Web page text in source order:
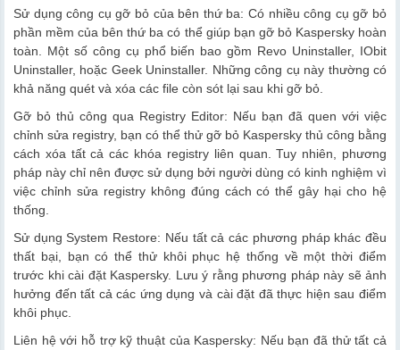
Sử dụng công cụ gỡ bỏ của bên thứ ba: Có nhiều công cụ gỡ bỏ
phần mềm của bên thứ ba có thể giúp bạn gỡ bỏ Kaspersky hoàn
toàn. Một số công cụ phổ biến bao gồm Revo Uninstaller, IObit
Uninstaller, hoặc Geek Uninstaller. Những công cụ này thường có
khả năng quét và xóa các file còn sót lại sau khi gỡ bỏ.
Gỡ bỏ thủ công qua Registry Editor: Nếu bạn đã quen với việc
chỉnh sửa registry, bạn có thể thử gỡ bỏ Kaspersky thủ công bằng
cách xóa tất cả các khóa registry liên quan. Tuy nhiên, phương
pháp này chỉ nên được sử dụng bởi người dùng có kinh nghiệm vì
việc chỉnh sửa registry không đúng cách có thể gây hại cho hệ
thống.
Sử dụng System Restore: Nếu tất cả các phương pháp khác đều
thất bại, bạn có thể thử khôi phục hệ thống về một thời điểm
trước khi cài đặt Kaspersky. Lưu ý rằng phương pháp này sẽ ảnh
hưởng đến tất cả các ứng dụng và cài đặt đã thực hiện sau điểm
khôi phục.
Liên hệ với hỗ trợ kỹ thuật của Kaspersky: Nếu bạn đã thử tất cả